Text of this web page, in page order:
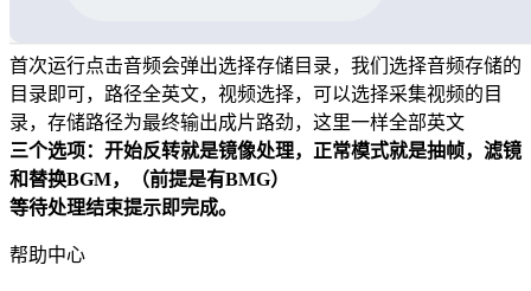
首次运行点击音频会弹出选择存储目录，我们选择音频存储的
目录即可，路径全英文，视频选择，可以选择采集视频的目
录，存储路径为最终输出成片路劲，这里一样全部英文
三个选项：开始反转就是镜像处理，正常模式就是抽帧，滤镜
和替换BGM，（前提是有BMG）
等待处理结束提示即完成。
帮助中心